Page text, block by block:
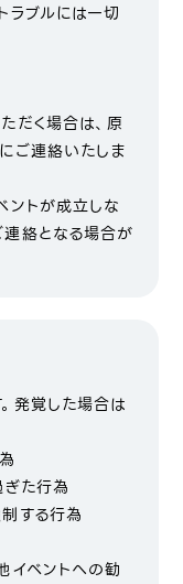
ラブルには一切
だく場合は、原
ご連絡いたしま
ントが成立しな
絡となる場合が
発覚した場合は
た行為
する行為
イベントへの勧